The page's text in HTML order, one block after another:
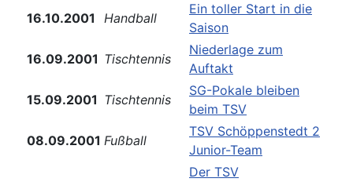
16.10.2001
Handball
Ein toller Start in die
Saison
16.09.2001 Tischtennis
Niederlage zum
Auftakt
15.09.2001 Tischtennis
SG-Pokale bleiben
beim TSV
08.09.2001 Fußball
TSV Schöppenstedt 2
Junior-Team
Der TSV